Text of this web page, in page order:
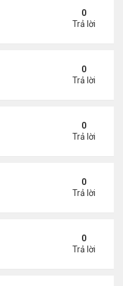
Trăn Miến Điện
0
Trả lời
phủ đầy vàng lá
0
Trả lời
sự sống' lạnh nhất vũ trụ
0
Trả lời
0
Trả lời
Mặt Trăng chụp từ Trái
0
Trả lời